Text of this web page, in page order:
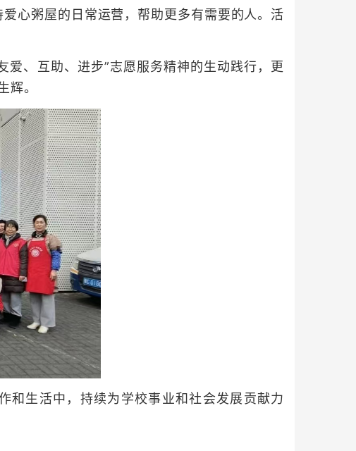
心粥屋的日常运营，帮助更多有需要的人。活
、互助、进步”志愿服务精神的生动践行，更
辉。
生活中，持续为学校事业和社会发展贡献力